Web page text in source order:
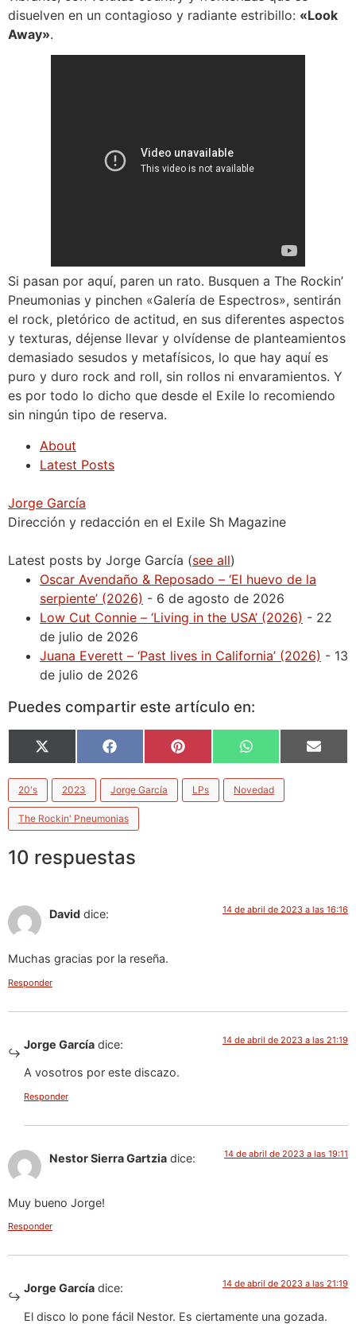
disuelven en un contagioso y radiante estribillo: «Look
Away».
Si pasan por aquí, paren un rato. Busquen a The Rockin’
Pneumonias y pinchen «Galería de Espectros», sentirán
el rock, pletórico de actitud, en sus diferentes aspectos
y texturas, déjense llevar y olvídense de planteamientos
demasiado sesudos y metafísicos, lo que hay aquí es
puro y duro rock and roll, sin rollos ni envaramientos. Y
es por todo lo dicho que desde el Exile lo recomiendo
sin ningún tipo de reserva.
About
Latest Posts
Jorge García
Dirección y redacción en el Exile Sh Magazine
Latest posts by Jorge García (see all)
Oscar Avendaño & Reposado – ‘El huevo de la
serpiente’ (2026) - 6 de agosto de 2026
Low Cut Connie – ‘Living in the USA’ (2026) - 22
de julio de 2026
Juana Everett – ‘Past lives in California’ (2026) - 13
de julio de 2026
Puedes compartir este artículo en:
X
(Twitter)
Facebook Pinterest WhatsApp Email
20's 2023 Jorge García LPs Novedad
The Rockin' Pneumonias
10 respuestas
David dice: 14 de abril de 2023 a las 16:16
Muchas gracias por la reseña.
Responder
Jorge García dice: 14 de abril de 2023 a las 21:19
A vosotros por este discazo.
Responder
Nestor Sierra Gartzia dice: 14 de abril de 2023 a las 19:11
Muy bueno Jorge!
Responder
Jorge García dice: 14 de abril de 2023 a las 21:19
El disco lo pone fácil Nestor. Es ciertamente una gozada.